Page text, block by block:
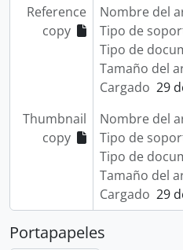
Reference
copy
Nombre del
Tipo de
Tipo de
Tamaño del
Cargado 29
Thumbnail
copy
Nombre del
Tipo de
Tipo de
Tamaño del
Cargado 29
Portapapeles